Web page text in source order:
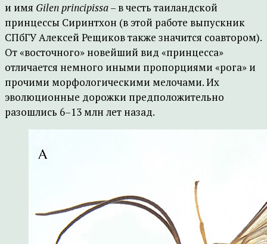
и имя Gilen principissa– в честь таиландской
принцессы Сиринтхон (в этой работе выпускник
СПбГУ Алексей Рещиков также значится соавтором).
От «восточного» новейший вид «принцесса»
отличается немного иными пропорциями «рога» и
прочими морфологическими мелочами. Их
эволюционные дорожки предположительно
разошлись 6–13 млн лет назад.